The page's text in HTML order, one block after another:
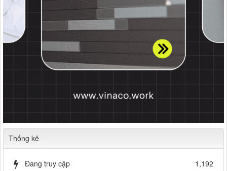
Thống kê
Đang truy cập
1,192